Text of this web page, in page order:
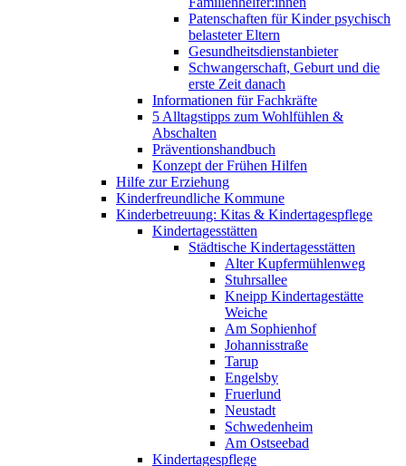
Patenschaften für Kinder psychisch
belasteter Eltern
Gesundheitsdienstanbieter
Schwangerschaft, Geburt und die
erste Zeit danach
Informationen für Fachkräfte
5 Alltagstipps zum Wohlfühlen &
Abschalten
Präventionshandbuch
Konzept der Frühen Hilfen
Hilfe zur Erziehung
Kinderfreundliche Kommune
Kinderbetreuung: Kitas & Kindertagespflege
Kindertagesstätten
Städtische Kindertagesstätten
Alter Kupfermühlenweg
Stuhrsallee
Kneipp Kindertagestätte
Weiche
Am Sophienhof
Johannisstraße
Tarup
Engelsby
Fruerlund
Neustadt
Schwedenheim
Am Ostseebad
Kindertagespflege